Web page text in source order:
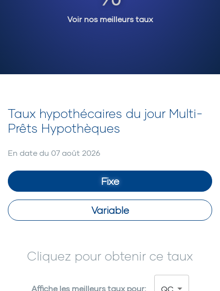
Voir nos meilleurs taux
Taux hypothécaires du jour Multi-
Prêts Hypothèques
En date du 07 août 2026
Fixe
Variable
Cliquez pour obtenir ce taux
Affiche les meilleurs taux pour: QC